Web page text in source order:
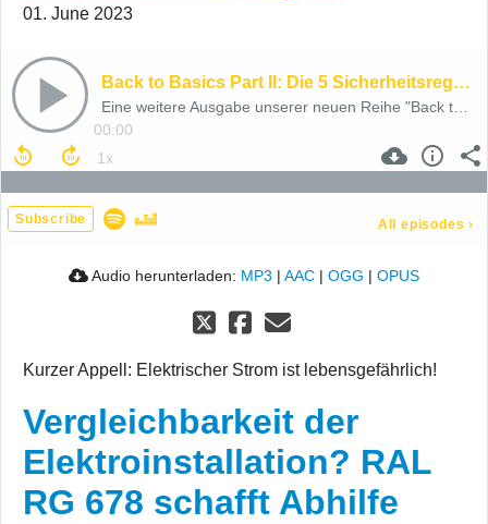
01. June 2023
Back to Basics Part II: Die 5 Sicherheitsregeln
Eine weitere Ausgabe unserer neuen Reihe "Back to Basics"
00:00
Subscribe All episodes ›
Audio herunterladen: MP3 | AAC | OGG | OPUS
Kurzer Appell: Elektrischer Strom ist lebensgefährlich!
Vergleichbarkeit der
Elektroinstallation? RAL
RG 678 schafft Abhilfe